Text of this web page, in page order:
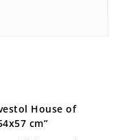
House of
cm”